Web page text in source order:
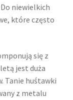
niewielkich
które często
się z
jest duża
Tanie huśtawki
z metalu